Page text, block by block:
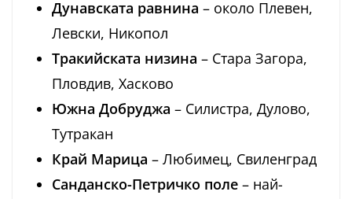
Дунавската равнина – около Плевен,
Левски, Никопол
Тракийската низина – Стара Загора,
Пловдив, Хасково
Южна Добруджа – Силистра, Дулово,
Тутракан
Край Марица – Любимец, Свиленград
Санданско-Петричко поле – най-